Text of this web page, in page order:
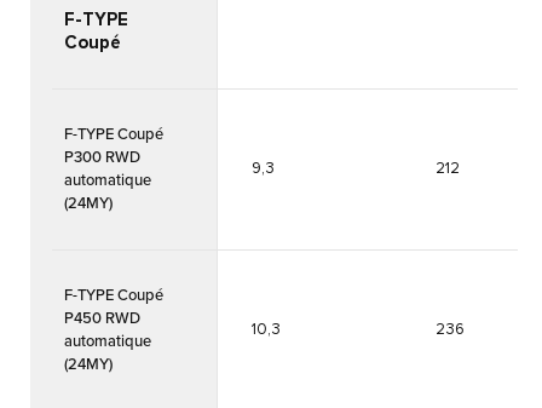
F-TYPE
Coupé
F-TYPE Coupé
P300 RWD
automatique
(24MY)
9,3 212
F-TYPE Coupé
P450 RWD
automatique
(24MY)
10,3 236